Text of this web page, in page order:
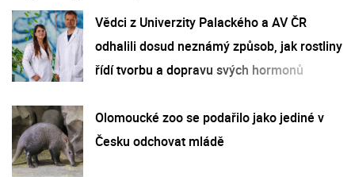
Vědci z Univerzity Palackého a AV ČR
odhalili dosud neznámý způsob, jak rostliny
řídí tvorbu a dopravu svých hormonů
Olomoucké zoo se podařilo jako jediné v
Česku odchovat mládě